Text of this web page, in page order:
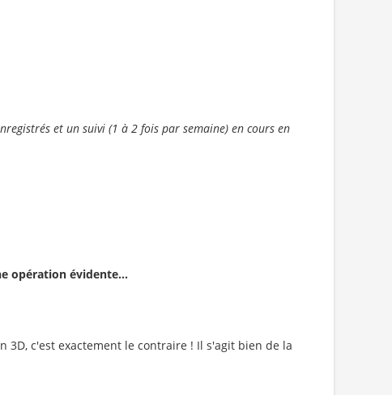
et un suivi (1 à 2 fois par semaine) en cours en
opération évidente...
c'est exactement le contraire ! Il s'agit bien de la